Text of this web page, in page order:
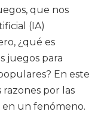
que nos
(IA)
¿qué es
juegos para
En este
por las
un fenómeno.